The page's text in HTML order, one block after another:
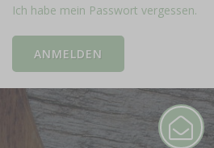
Ich habe mein Passwort vergessen.